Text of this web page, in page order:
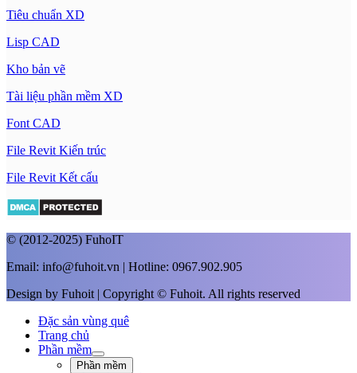
Tiêu chuẩn XD
Lisp CAD
Kho bản vẽ
Tài liệu phần mềm XD
Font CAD
File Revit Kiến trúc
File Revit Kết cấu
© (2012-2025) FuhoIT
Email: info@fuhoit.vn | Hotline: 0967.902.905
Design by Fuhoit | Copyright © Fuhoit. All rights reserved
Đặc sản vùng quê
Trang chủ
Phần mềm
Phần mềm